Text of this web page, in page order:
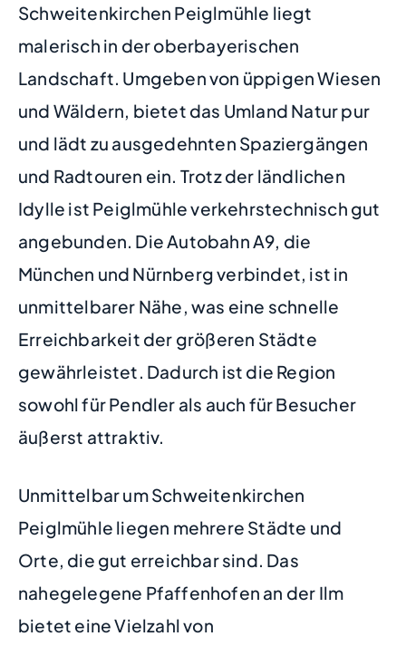
Schweitenkirchen Peiglmühle liegt
malerisch in der oberbayerischen
Landschaft. Umgeben von üppigen Wiesen
und Wäldern, bietet das Umland Natur pur
und lädt zu ausgedehnten Spaziergängen
und Radtouren ein. Trotz der ländlichen
Idylle ist Peiglmühle verkehrstechnisch gut
angebunden. Die Autobahn A9, die
München und Nürnberg verbindet, ist in
unmittelbarer Nähe, was eine schnelle
Erreichbarkeit der größeren Städte
gewährleistet. Dadurch ist die Region
sowohl für Pendler als auch für Besucher
äußerst attraktiv.
Unmittelbar um Schweitenkirchen
Peiglmühle liegen mehrere Städte und
Orte, die gut erreichbar sind. Das
nahegelegene Pfaffenhofen an der Ilm
bietet eine Vielzahl von